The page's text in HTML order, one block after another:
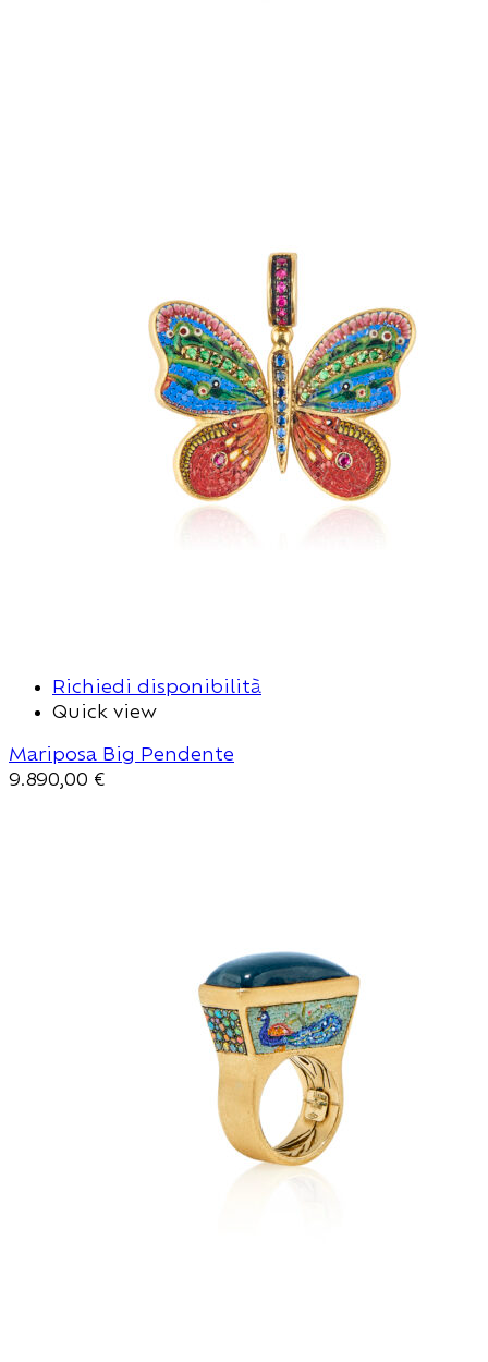
Richiedi disponibilità
Quick view
Mariposa Big Pendente
9.890,00 €